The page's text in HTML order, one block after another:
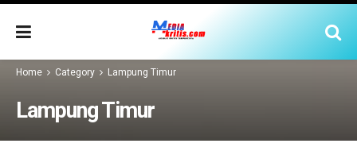
Home Category Lampung Timur
Lampung Timur